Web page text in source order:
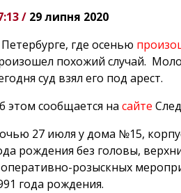
/ 29 липня 2020
где осенью
похожий случай.
суд взял его под арест.
этом сообщается насайте
27 июля у дома №15,
рождения без головы,
розыскных
года рождения.